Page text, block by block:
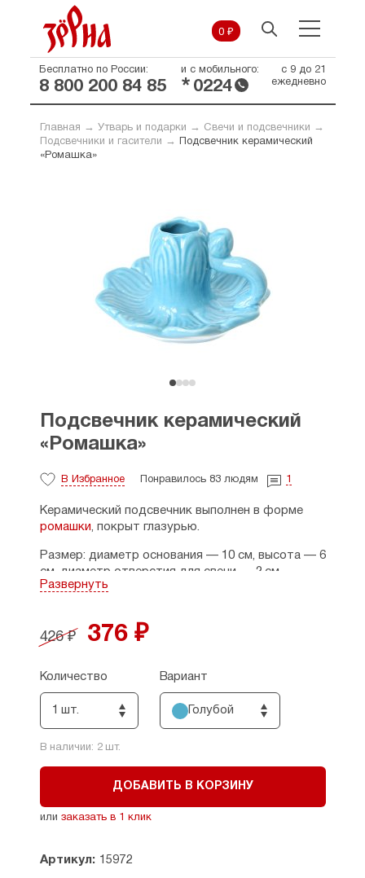
0 ₽
Бесплатно по России:
8 800 200 84 85
и с мобильного:
* 0224
с 9 до 21
ежедневно
Главная → Утварь и подарки → Свечи и подсвечники →
Подсвечники и гасители →
Подсвечник керамический
«Ромашка»
Подсвечник керамический
«Ромашка»
В Избранное Понравилось 83 людям 1
Керамический подсвечник выполнен в форме
ромашки, покрыт глазурью.
Размер: диаметр основания — 10 см, высота — 6
см, диаметр отверстия для свечи — 2 см.
Развернуть
426 ₽ 376 ₽
Количество
1 шт.
В наличии: 2шт.
Вариант
Голубой
ДОБАВИТЬ В КОРЗИНУ
или заказать в 1 клик
Артикул: 15972